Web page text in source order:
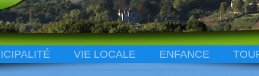
VIE LOCALE ENFANCE